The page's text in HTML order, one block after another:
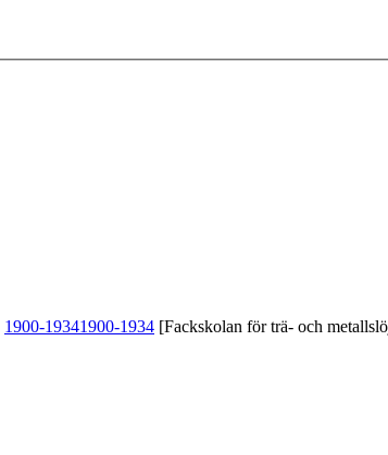
1900-19341900-1934 [Fackskolan för trä- och